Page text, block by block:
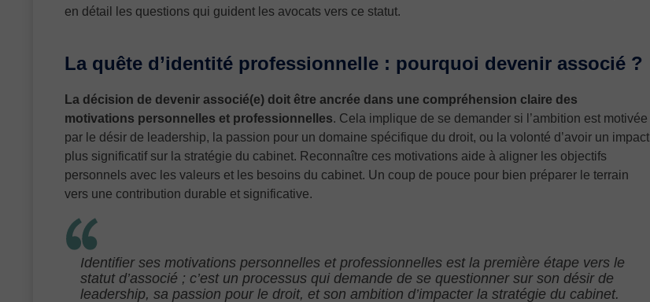
en détail les questions qui guident les avocats vers ce statut.
La quête d’identité professionnelle : pourquoi devenir associé ?
La décision de devenir associé(e) doit être ancrée dans une compréhension claire des
motivations personnelles et professionnelles. Cela implique de se demander si l’ambition est motivée
par le désir de leadership, la passion pour un domaine spécifique du droit, ou la volonté d’avoir un impact
plus significatif sur la stratégie du cabinet. Reconnaître ces motivations aide à aligner les objectifs
personnels avec les valeurs et les besoins du cabinet. Un coup de pouce pour bien préparer le terrain
vers une contribution durable et significative.
Identifier ses motivations personnelles et professionnelles est la première étape vers le
statut d’associé ; c’est un processus qui demande de se questionner sur son désir de
leadership, sa passion pour le droit, et son ambition d’impacter la stratégie du cabinet.